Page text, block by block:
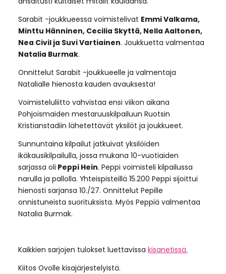
Sarabit -joukkueessa voimistelivat Emmi Valkama,
Minttu Hänninen, Cecilia Skyttä, Nella Aaltonen,
Nea Civil ja Suvi Vartiainen. Joukkuetta valmentaa
Natalia Burmak.
Onnittelut Sarabit -joukkueelle ja valmentaja
Natalialle hienosta kauden avauksesta!
Voimisteluliitto vahvistaa ensi viikon aikana
Pohjoismaiden mestaruuskilpailuun Ruotsin
Kristianstadiin lähetettävät yksilöt ja joukkueet.
Sunnuntaina kilpailut jatkuivat yksilöiden
ikäkausikilpailulla, jossa mukana 10-vuotiaiden
sarjassa oli Peppi Hein. Peppi voimisteli kilpailussa
narulla ja pallolla. Yhteispisteillä 15.200 Peppi sijoittui
hienosti sarjansa 10./27. Onnittelut Pepille
onnistuneista suorituksista. Myös Peppiä valmentaa
Natalia Burmak.
Kaikkien sarjojen tulokset luettavissa kisanetissä.
Kiitos Ovolle kisajärjestelyistä.